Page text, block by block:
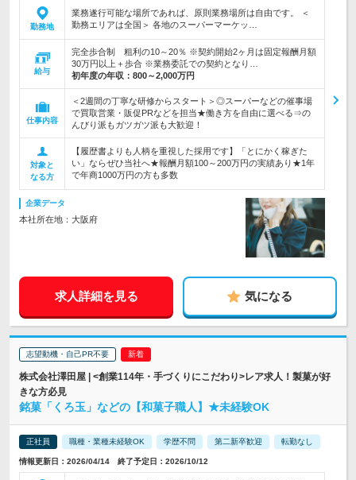
勤務地
業務遂行可能な場所であれば、原則業務場所は自由です。 ＜
勤務エリアは全国＞ 各地のスーパーマーケッ…
給与
完全歩合制 粗利の10～20％ ※契約開始2ヶ月は固定報酬月額
30万円以上＋歩合 ※業務委託での契約となり…
初年度の年収： 800～2,000万円
仕事内容
＜2週間の丁寧な研修からスタート＞◎スーパーなどの催事場
で買取営業・販促PRなどを担当★働き方を自由に選べる⇒の
んびり派もガツガツ派も大歓迎！
対象と
なる方
【履歴書よりも人柄を重視した採用です】「とにかく稼ぎた
い」ならぜひ当社へ★報酬月額100～200万円の実績あり★1年
で年商1000万円の方も多数
企業データ
本社所在地：大阪府
求人詳細を見る 気になる
志望動機・自己PR不要
株式会社澤田屋 | <創業114年・手づくりにこだわり>レア求人！製菓が好
きな方必見
銘菓「くろ玉」などの【和菓子職人】★未経験OK
正社員 職種・業種未経験OK 学歴不問 第二新卒歓迎 転勤なし
情報更新日：2026/04/14 終了予定日：2026/10/12